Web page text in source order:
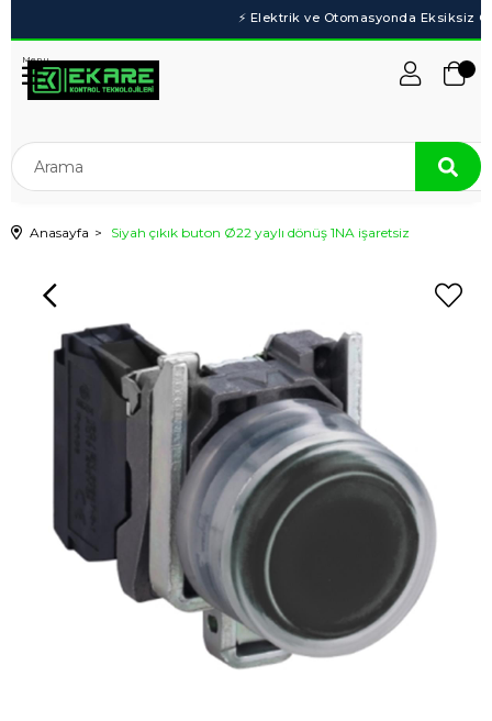
Menu
Anasayfa Siyah çıkık buton Ø22 yaylı dönüş 1NA işaretsiz